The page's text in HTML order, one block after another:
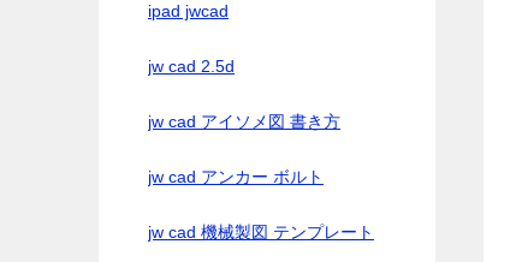
ipad jwcad
jw cad 2.5d
jw cad アイソメ図 書き方
jw cad アンカー ボルト
jw cad 機械製図 テンプレート